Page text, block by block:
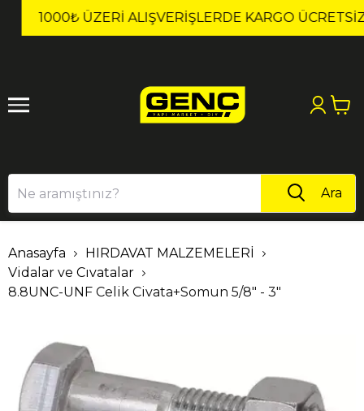
1000₺ ÜZERI ALIŞVERIŞLERDE KARGO ÜCRETSİZ!
1 2
Ara
Anasayfa
HIRDAVAT MALZEMELERİ
Vidalar ve Cıvatalar
8.8UNC-UNF Celik Civata+Somun 5/8" - 3"